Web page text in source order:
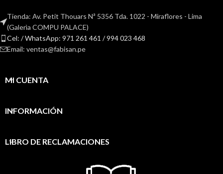
Tienda: Av. Petit Thouars Nª 5356 Tda. 1022 - Miraflores - Lima
(Galerìa COMPU PALACE)
Cel: / WhatsApp: 971 261 461 / 994 023 468
Email: ventas@fabisan.pe
MI CUENTA
INFORMACIÓN
LIBRO DE RECLAMACIONES